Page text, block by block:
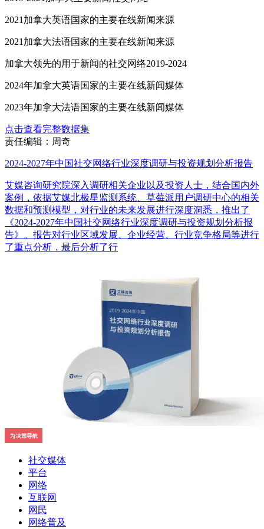
2021加拿大英语国家的主要在线新闻来源
2021加拿大法语国家的主要在线新闻来源
加拿大领先的用于新闻的社交网络2019-2024
2024年加拿大英语国家的主要在线新闻媒体
2023年加拿大法语国家的主要在线新闻媒体
点击查看完整数据集
责任编辑：周奇
2024-2027年中国社交网络行业深度调研与投资规划分析报告
艾媒咨询研究院深入调研相关企业以及投资人士，结合国内外
案例，依据艾媒北极星监测系统、草莓派用户调研中心的相关
数据和预测模型，对行业的未来发展进行深度洞悉，推出了
《2024-2027年中国社交网络行业深度调研与投资规划分析报
告》。报告对行业区域发展、企业经营、行业竞争格局等进行
了重点分析，最后分析了行
社交媒体
平台
网络
互联网
网民
网络普及